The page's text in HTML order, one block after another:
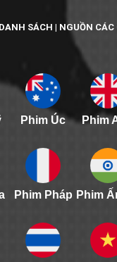
SÁCH | NGUỒN CÁC
Phim Úc Phim
Phim Pháp Phim